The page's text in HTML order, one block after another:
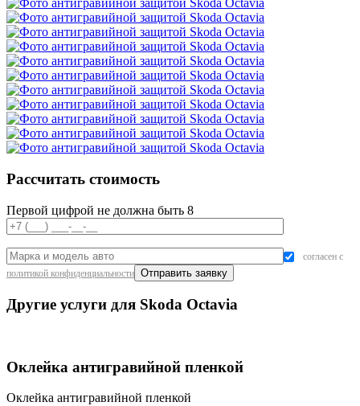
Рассчитать стоимость
Первой цифрой не должна быть 8
согласен с
политикой конфиденциальности
Другие услуги для Skoda Octavia
Оклейка антигравийной пленкой
Оклейка антигравийной пленкой